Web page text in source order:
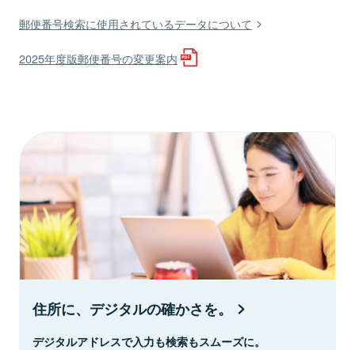
郵便番号検索に使用されているデータについて
2025年度版郵便番号の変更案内
住所に、デジタルの確かさを。
デジタルアドレスで入力も検索もスムーズに。